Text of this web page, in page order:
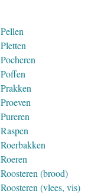
Pellen
Pletten
Pocheren
Poffen
Prakken
Proeven
Pureren
Raspen
Roerbakken
Roeren
Roosteren (brood)
Roosteren (vlees, vis)